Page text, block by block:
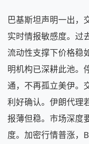
巴基斯坦声明一出，
实时情报敏感度。过
流动性支撑下价格稳
明机构已深耕此池。
通，不再孤立美伊。
利好确认。伊朗代理
报薄但稳。市场深度
度。加密行情普涨，